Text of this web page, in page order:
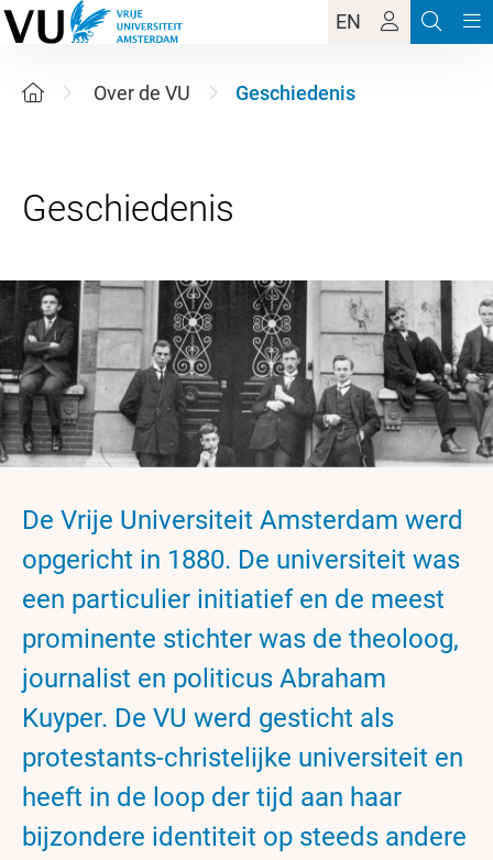
EN
Over de VU Geschiedenis
De Vrije Universiteit Amsterdam werd
opgericht in 1880. De universiteit was
een particulier initiatief en de meest
prominente stichter was de theoloog,
journalist en politicus Abraham
Kuyper. De VU werd gesticht als
protestants-christelijke universiteit en
heeft in de loop der tijd aan haar
bijzondere identiteit op steeds andere